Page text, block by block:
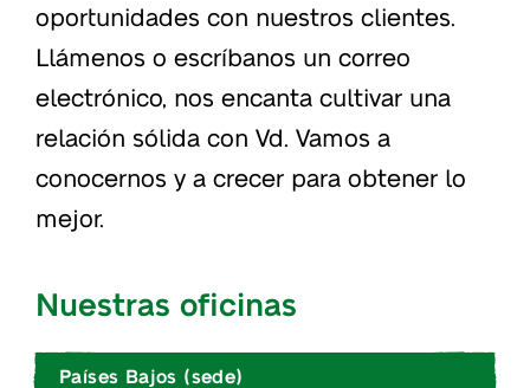
oportunidades con nuestros clientes.
Llámenos o escríbanos un correo
electrónico, nos encanta cultivar una
relación sólida con Vd. Vamos a
conocernos y a crecer para obtener lo
mejor.
Nuestras oficinas
Países Bajos (sede)